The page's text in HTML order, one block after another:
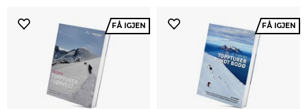
FÅ IGJEN FÅ IGJEN